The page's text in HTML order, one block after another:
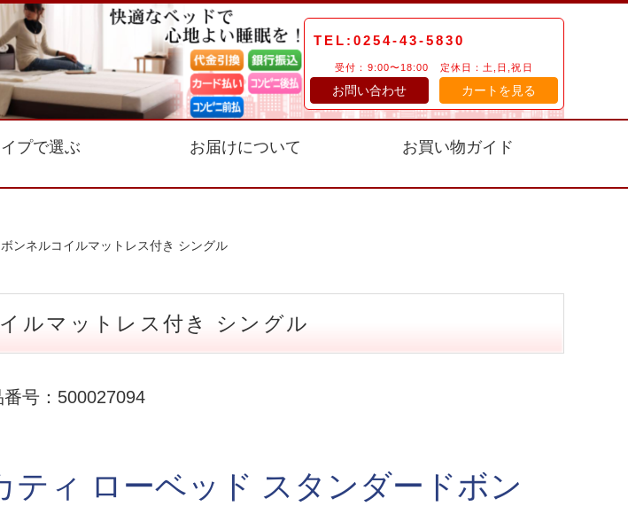
TEL:0254-43-5830
受付：9:00〜18:00 定休日：土,日,祝日
お問い合わせ カートを見る
プで選ぶ お届けについて お買い物ガイド
ンネルコイルマットレス付き シングル
ルマットレス付き シングル
番号：500027094
ティ ローベッド スタンダードボン